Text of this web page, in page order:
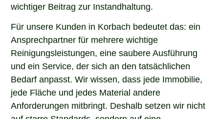
Für unsere Kunden in Korbach bedeutet das: ein
Ansprechpartner für mehrere wichtige
Reinigungsleistungen, eine saubere Ausführung
und ein Service, der sich an den tatsächlichen
Bedarf anpasst. Wir wissen, dass jede Immobilie,
jede Fläche und jedes Material andere
Anforderungen mitbringt. Deshalb setzen wir nicht
auf starre Standards, sondern auf eine